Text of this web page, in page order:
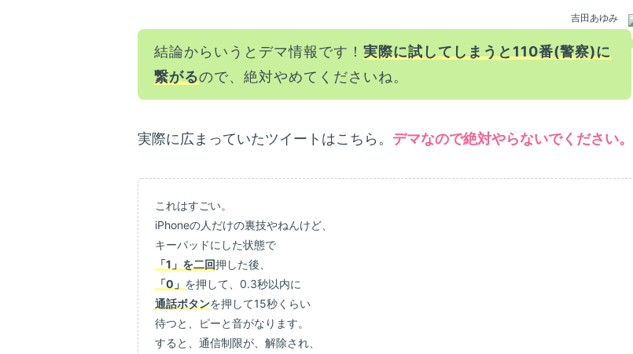
吉田あゆみ
結論からいうとデマ情報です！ 実際に試してしまうと110番(警察)に
繋がるので、絶対やめてくださいね。
実際に広まっていたツイートはこちら。 デマなので絶対やらないでください。
これはすごい。
iPhoneの人だけの裏技やねんけど、
キーパッドにした状態で
「1」を二回押した後、
「0」 を押して、0.3秒以内に
通話ボタンを押して15秒くらい
待つと、ピーと音がなります。
すると、通信制限が、解除され、